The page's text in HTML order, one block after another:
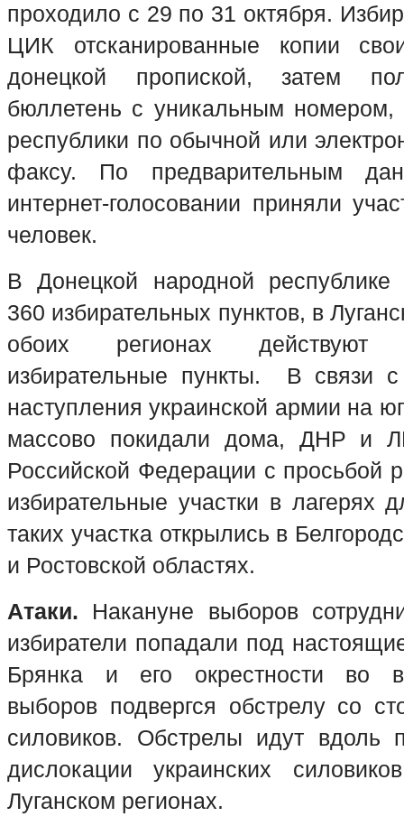
проходило с 29 по 31 октября.
ЦИК отсканированные копии
донецкой пропиской, затем
бюллетень с уникальным
республики по обычной или
факсу. По предварительным
интернет-голосовании приняли
человек.
В Донецкой народной республике
360 избирательных пунктов, в
обоих регионах
избирательные пункты. В связи
наступления украинской армии на
массово покидали дома, ДНР и
Российской Федерации с просьбой
избирательные участки в лагерях
таких участка открылись в
и Ростовской областях.
Атаки. Накануне выборов
избиратели попадали под
Брянка и его окрестности во
выборов подвергся обстрелу со
силовиков. Обстрелы идут вдоль
дислокации украинских
Луганском регионах.